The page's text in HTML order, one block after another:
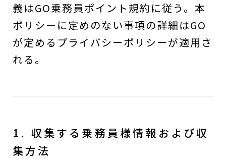
義はGO乗務員ポイント規約に従う。本
ポリシーに定めのない事項の詳細はGO
が定めるプライバシーポリシーが適用さ
れる。
1. 収集する乗務員様情報および収
集方法